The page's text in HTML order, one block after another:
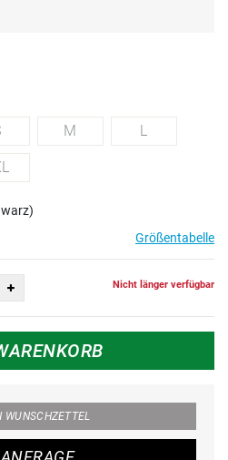
M L
Größentabelle
Nicht länger verfügbar
WUNSCHZETTEL